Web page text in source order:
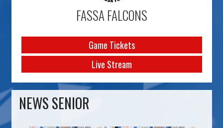
FASSA FALCONS
Game Tickets
Live Stream
NEWS SENIOR